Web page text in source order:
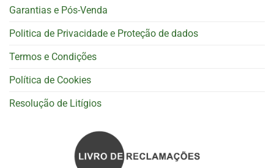
Garantias e Pós-Venda
Politica de Privacidade e Proteção de dados
Termos e Condições
Política de Cookies
Resolução de Litígios